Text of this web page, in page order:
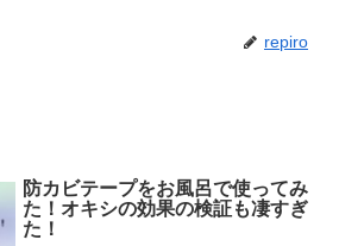
repiro
防カビテープをお風呂で使ってみ
た！オキシの効果の検証も凄すぎ
た！